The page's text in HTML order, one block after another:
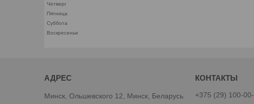
Четверг
Пятница
Суббота
Воскресенье
Минск, Ольшевского 12, Минск, Беларусь +375 (29) 100-